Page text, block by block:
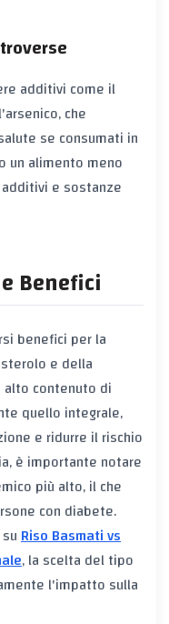
additivi come il
che
se consumati in
un alimento meno
e sostanze
Benefici
benefici per la
e della
alto contenuto di
quello integrale,
e ridurre il rischio
è importante notare
più alto, il che
con diabete.
Riso Basmati vs
, la scelta del tipo
l'impatto sulla